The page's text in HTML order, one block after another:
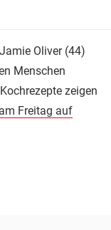
Oliver (44)
Menschen
zeigen
Freitag auf